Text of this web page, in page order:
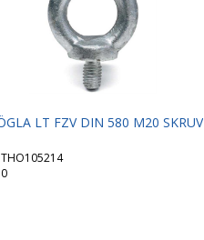
LT FZV DIN 580 M20 SKRUV
THO105214
0